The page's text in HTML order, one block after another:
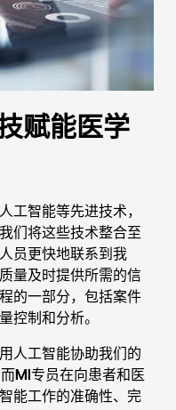
赋能医学
工智能等先进技术，
们将这些技术整合至
员更快地联系到我
量及时提供所需的信
的一部分，包括案件
控制和分析。
人工智能协助我们的
MI专员在向患者和医
能工作的准确性、完